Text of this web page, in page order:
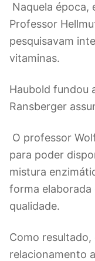
Naquela época,
Professor
pesquisavam
vitaminas.
Haubold fundou
Ransberger
O professor
para poder
mistura
forma
qualidade.
Como
relacionamento